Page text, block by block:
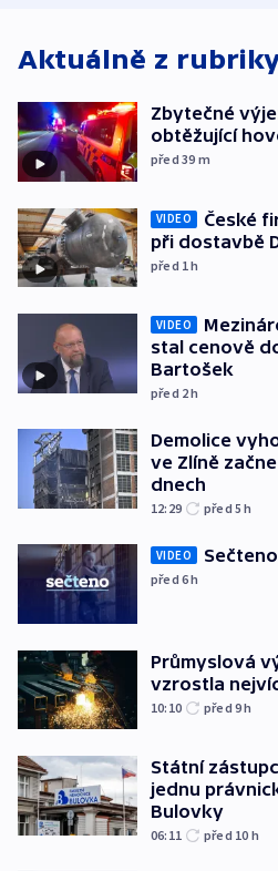
Aktuálně z
Zbytečné
obtěžující
před 39 m
VIDEO
České
při dostavbě
před 1h
VIDEO
stal cenově
Bartošek
před 2h
Demolice
ve Zlíně
dnech
12:29 před 5h
VIDEO
před 6h
Průmyslová
vzrostla
10:10 před 9h
Státní
jednu
Bulovky
06:11 před 10 h